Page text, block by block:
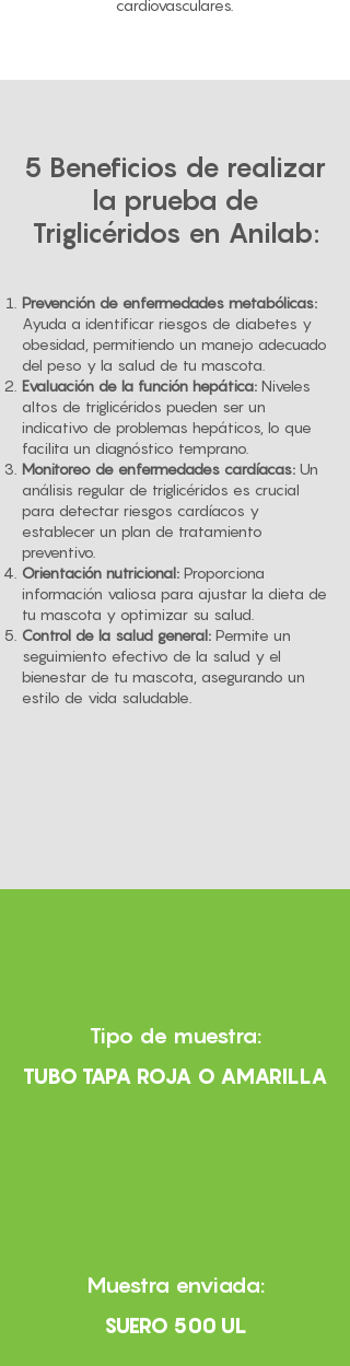
cardiovasculares.
5 Beneficios de realizar
la prueba de
Triglicéridos en Anilab:
Prevención de enfermedades metabólicas:
Ayuda a identificar riesgos de diabetes y
obesidad, permitiendo un manejo adecuado
del peso y la salud de tu mascota.
Evaluación de la función hepática: Niveles
altos de triglicéridos pueden ser un
indicativo de problemas hepáticos, lo que
facilita un diagnóstico temprano.
Monitoreo de enfermedades cardíacas: Un
análisis regular de triglicéridos es crucial
para detectar riesgos cardíacos y
establecer un plan de tratamiento
preventivo.
Orientación nutricional: Proporciona
información valiosa para ajustar la dieta de
tu mascota y optimizar su salud.
Control de la salud general: Permite un
seguimiento efectivo de la salud y el
bienestar de tu mascota, asegurando un
estilo de vida saludable.
Tipo de muestra:
TUBO TAPA ROJA O AMARILLA
Muestra enviada:
SUERO 500 UL